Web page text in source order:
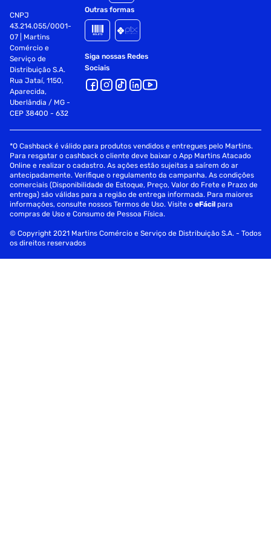
Fornecedor - Philco
CNPJ
43.214.055/0001-
07 | Martins
Comércio e
Serviço de
Distribuição S.A.
Rua Jataí, 1150,
Aparecida,
Uberlândia / MG -
CEP 38400 - 632
Outras formas
Siga nossas Redes
Sociais
*O Cashback é válido para produtos vendidos e entregues pelo Martins.
Para resgatar o cashback o cliente deve baixar o App Martins Atacado
Online e realizar o cadastro. As ações estão sujeitas a saírem do ar
antecipadamente. Verifique o regulamento da campanha. As condições
comerciais (Disponibilidade de Estoque, Preço, Valor do Frete e Prazo de
entrega) são válidas para a região de entrega informada. Para maiores
informações, consulte nossos Termos de Uso. Visite oeFácil para
compras de Uso e Consumo de Pessoa Física.
© Copyright 2021 Martins Comércio e Serviço de Distribuição S.A. - Todos
os direitos reservados